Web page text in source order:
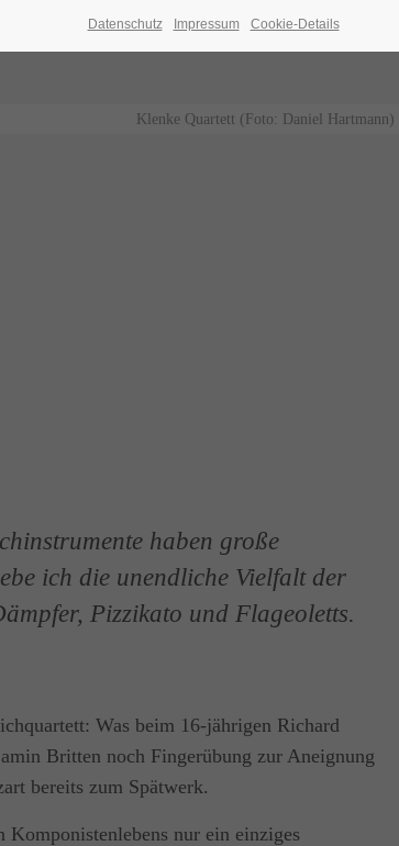
Klenke Quartett (Foto: Daniel Hartmann)
haben große
ich die unendliche Vielfalt der
Pizzikato und Flageoletts.
Was beim 16-jährigen Richard
Britten noch Fingerübung zur Aneignung
bereits zum Spätwerk.
Komponistenlebens nur ein einziges
Datenschutz Impressum Cookie-Details